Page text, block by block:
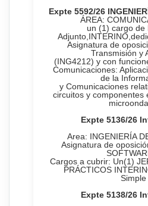
Expte 5592/26
ÁREA:
un (1) cargo de
Asignatura de
Transmisión y
(ING4212) y con
Comunicaciones:
de la
y Comunicaciones
circuitos y componentes
Expte 5136/26
Area: INGENIERÍA
Asignatura de
Cargos a cubrir: Un(1)
PRÁCTICOS
Simple
Expte 5138/26